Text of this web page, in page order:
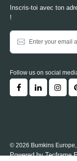
Inscris-toi avec ton
!
Follow us on social
© 2026 Bumkins Europe,
Powered byTecframe